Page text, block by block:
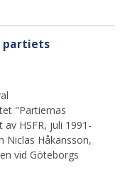
partiets
"Partiernas
HSFR, juli 1991-
Niclas Håkansson,
vid Göteborgs